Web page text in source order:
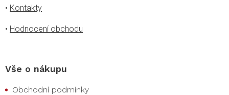
• Kontakty
• Hodnocení obchodu
Vše o nákupu
Obchodní podmínky